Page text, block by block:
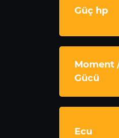
Güç hp
Moment
Gücü
Ecu